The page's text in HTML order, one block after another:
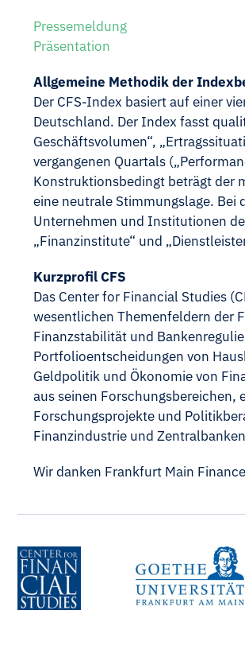
Pressemeldung
Präsentation
Allgemeine Methodik der
Der CFS-Index basiert auf einer
Deutschland. Der Index fasst
Geschäftsvolumen“,
vergangenen Quartals
Konstruktionsbedingt beträgt der
eine neutrale Stimmungslage. Bei
Unternehmen und Institutionen
„Finanzinstitute“ und
Kurzprofil CFS
Das Center for Financial Studies
wesentlichen Themenfeldern der
Finanzstabilität und
Portfolioentscheidungen von
Geldpolitik und Ökonomie von
aus seinen Forschungsbereichen,
Forschungsprojekte und
Finanzindustrie und
Wir danken Frankfurt Main